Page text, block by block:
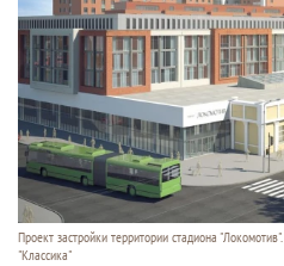
Проект застройки территории стадиона "Локомотив".
"Классика"